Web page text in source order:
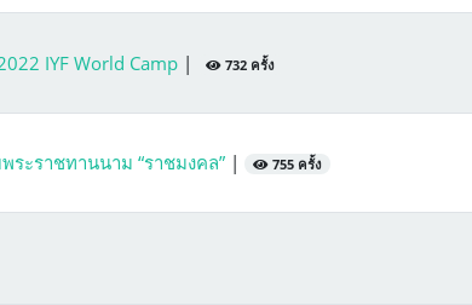
IYF World Camp | 732 ครั้ง
ะราชทานนาม “ราชมงคล” | 755 ครั้ง